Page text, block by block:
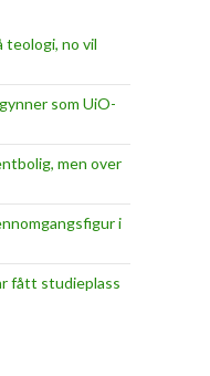
teologi, no vil
som UiO-
men over
i
fått studieplass